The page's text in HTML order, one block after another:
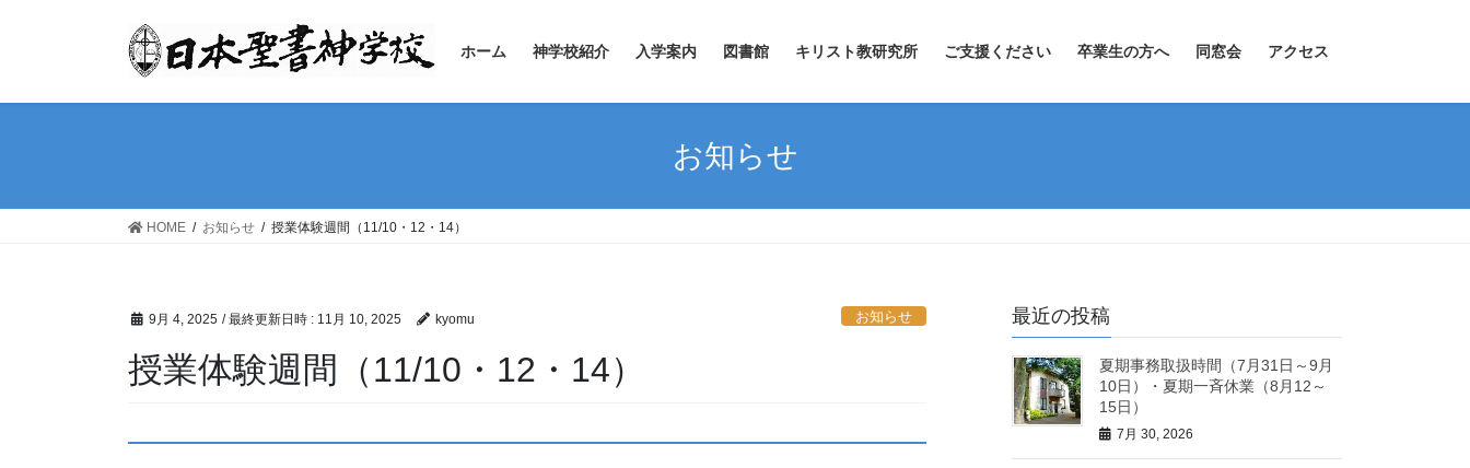
ホーム 神学校紹介 入学案内 図書館 キリスト教研究所 ご支援ください 卒業生の方へ 同窓会 アクセス
お知らせ
HOME お知らせ 授業体験週間（11/10・12・14）
9月 4, 2025 / 最終更新日時 : 11月 10, 2025 kyomu お知らせ
授業体験週間（11/10・12・14）
最近の投稿
夏期事務取扱時間（7月31日～9月
10日）・夏期一斉休業（8月12～
15日）
7月 30, 2026